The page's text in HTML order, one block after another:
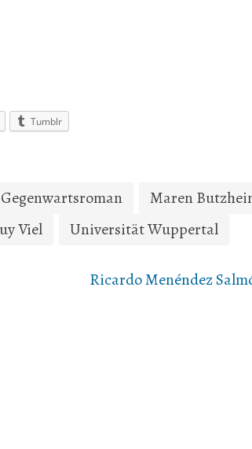
Tumblr
Gegenwartsroman
Maren
Viel Universität Wuppertal
Ricardo Menéndez